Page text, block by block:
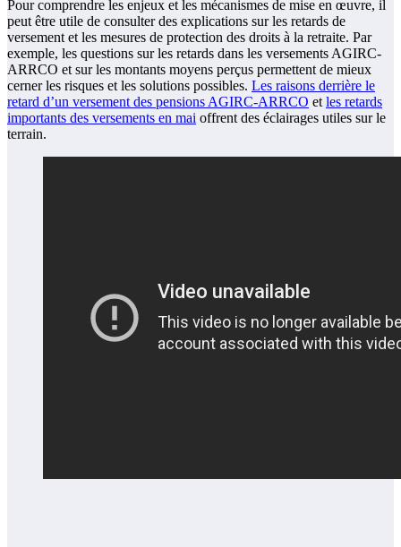
Pour comprendre les enjeux et les mécanismes de mise en œuvre, il
peut être utile de consulter des explications sur les retards de
versement et les mesures de protection des droits à la retraite. Par
exemple, les questions sur les retards dans les versements AGIRC-
ARRCO et sur les montants moyens perçus permettent de mieux
cerner les risques et les solutions possibles. Les raisons derrière le
retard d’un versement des pensions AGIRC-ARRCO et les retards
importants des versements en mai offrent des éclairages utiles sur le
terrain.